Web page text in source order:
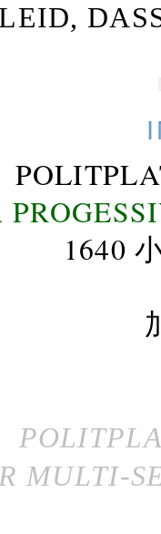
1640
MULTI-